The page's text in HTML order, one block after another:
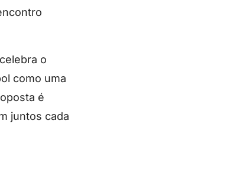
o
como uma
é
juntos cada